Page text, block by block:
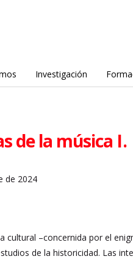
Investigación
de la música I.
de 2024
cultural –concernida por el
de la historicidad. Las